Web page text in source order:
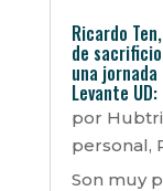
Ricardo
de
una
Levante
por
personal,
Son muy